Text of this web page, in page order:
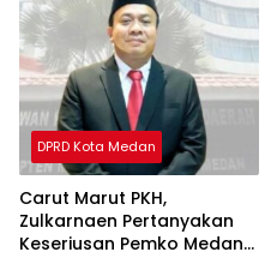
DPRD Kota Medan
Carut Marut PKH,
Zulkarnaen Pertanyakan
Keseriusan Pemko Medan